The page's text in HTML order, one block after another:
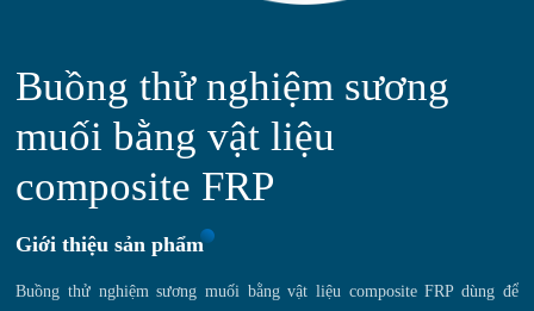
Buồng thử nghiệm sương
muối bằng vật liệu
composite FRP
Giới thiệu sản phẩm
‌‌Buồng thử nghiệm sương muối bằng vật liệu composite FRP dùng để